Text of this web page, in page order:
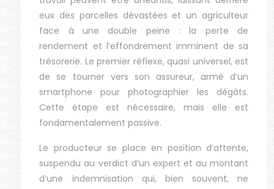
eux des parcelles dévastées et un agriculteur
face à une double peine : la perte de
rendement et l’effondrement imminent de sa
trésorerie. Le premier réflexe, quasi universel, est
de se tourner vers son assureur, armé d’un
smartphone pour photographier les dégâts.
Cette étape est nécessaire, mais elle est
fondamentalement passive.
Le producteur se place en position d’attente,
suspendu au verdict d’un expert et au montant
d’une indemnisation qui, bien souvent, ne